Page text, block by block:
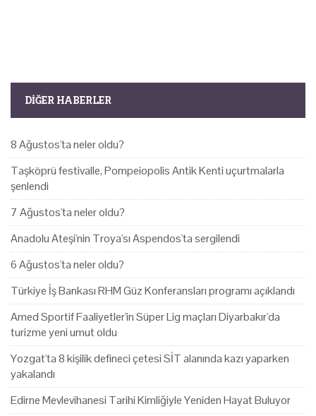
DIĞER HABERLER
8 Ağustos'ta neler oldu?
Taşköprü festivalle, Pompeiopolis Antik Kenti uçurtmalarla
şenlendi
7 Ağustos'ta neler oldu?
Anadolu Ateşi'nin Troya'sı Aspendos'ta sergilendi
6 Ağustos'ta neler oldu?
Türkiye İş Bankası RHM Güz Konferansları programı açıklandı
Amed Sportif Faaliyetler'in Süper Lig maçları Diyarbakır'da
turizme yeni umut oldu
Yozgat'ta 8 kişilik defineci çetesi SİT alanında kazı yaparken
yakalandı
Edirne Mevlevihanesi Tarihi Kimliğiyle Yeniden Hayat Buluyor